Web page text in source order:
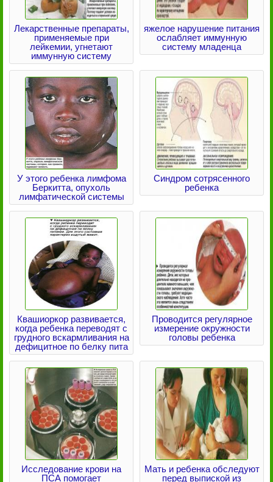
Лекарственные препараты,
применяемые при
лейкемии, угнетают
иммунную систему
яжелое нарушение питания
ослабляет иммунную
систему младенца
У этого ребенка лимфома
Беркитта, опухоль
лимфатической системы
Синдром сотрясенного
ребенка
Квашиоркор развивается,
когда ребенка переводят с
грудного вскармливания на
дефицитное по белку пита
Проводится регулярное
измерение окружности
головы ребенка
Исследование крови на
ПСА помогает
Мать и ребенка обследуют
перед выпиской из